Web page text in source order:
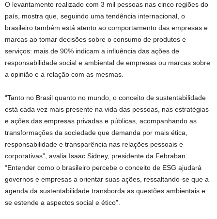
O levantamento realizado com 3 mil pessoas nas cinco regiões do
país, mostra que, seguindo uma tendência internacional, o
brasileiro também está atento ao comportamento das empresas e
marcas ao tomar decisões sobre o consumo de produtos e
serviços: mais de 90% indicam a influência das ações de
responsabilidade social e ambiental de empresas ou marcas sobre
a opinião e a relação com as mesmas.
“Tanto no Brasil quanto no mundo, o conceito de sustentabilidade
está cada vez mais presente na vida das pessoas, nas estratégias
e ações das empresas privadas e públicas, acompanhando as
transformações da sociedade que demanda por mais ética,
responsabilidade e transparência nas relações pessoais e
corporativas”, avalia Isaac Sidney, presidente da Febraban.
“Entender como o brasileiro percebe o conceito de ESG ajudará
governos e empresas a orientar suas ações, ressaltando-se que a
agenda da sustentabilidade transborda as questões ambientais e
se estende a aspectos social e ético”.